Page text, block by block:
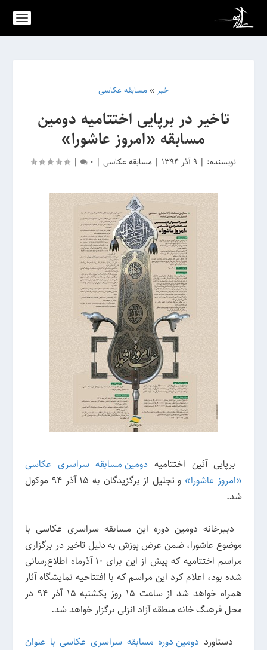
خبر » مسابقه عکاسی
تاخیر در برپایی اختتامیه‌ دومین‌
مسابقه «امروز عاشورا»
نویسنده: |9 آذر 1394 | مسابقه عکاسی |
0
|
برپایی آئین اختتامیه دومین مسابقه سراسری عکاسی
«امروز عاشورا»
و تجلیل از برگزیدگان به ۱۵ آذر ۹۴ موکول
شد.
دبیرخانه دومین دوره این مسابقه سراسری عکاسی با
موضوع عاشورا، ضمن عرض پوزش به دلیل تاخیر در برگزاری
مراسم اختتامیه که پیش از این برای ۱۰ آذرماه اطلاع‌رسانی
شده بود، اعلام کرد این مراسم که با افتتاحیه نمایشگاه آثار
همراه خواهد شد از ساعت ۱۵ روز یکشنبه ۱۵ آذر ۹۴ در
محل فرهنگ خانه منطقه آزاد انزلی برگزار خواهد شد.
دستاورد دومین دوره مسابقه سراسری عکاسی با عنوان